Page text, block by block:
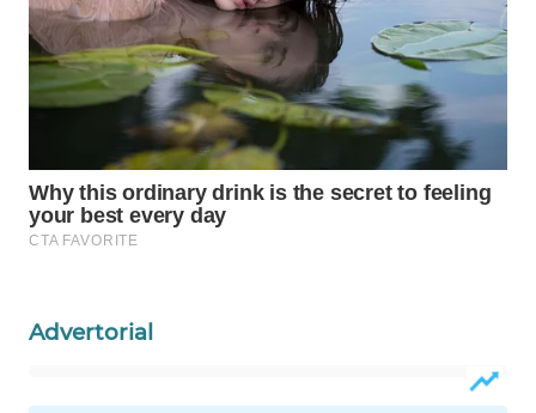
Advertorial
WAHANA
LISTRIK
WAHANA
WAHANA
TV
CO ID